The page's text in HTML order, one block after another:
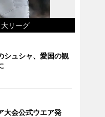
リーグ
シュシャ、愛国の観
大会公式ウエア発